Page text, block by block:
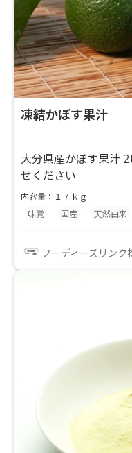
凍結かぼす果汁
大分県産かぼす果汁
せください
内容量：１７ｋｇ
味覚
国産 天然由来
フーディーズリンク